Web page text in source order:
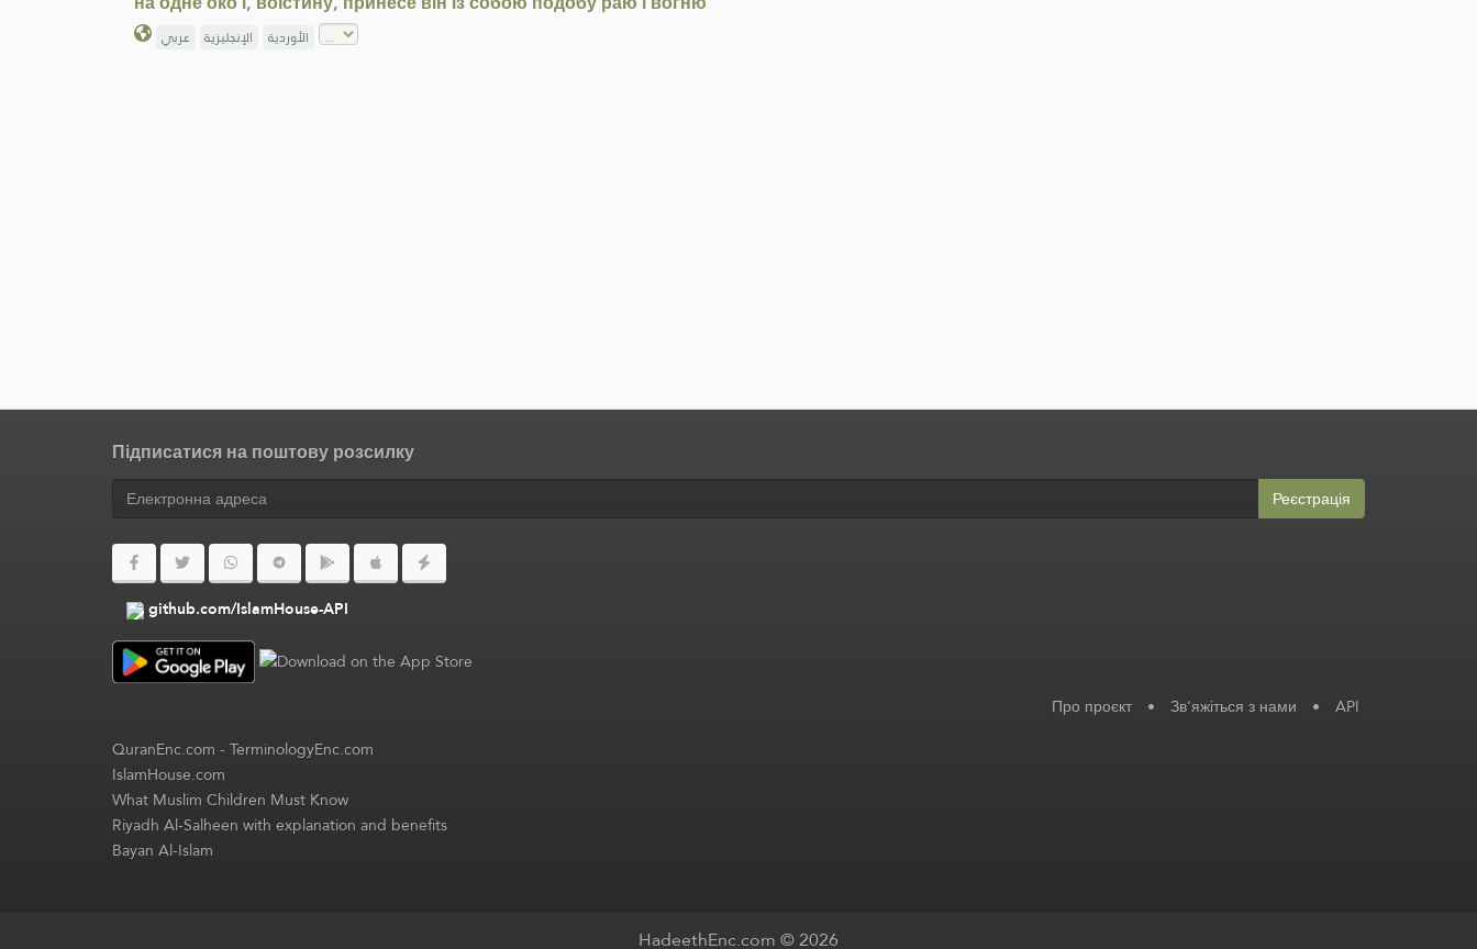
عربي الإنجليزية الأوردية
Підписатися на поштову розсилку
Реєстрація
github.com/IslamHouse-API
Про проєкт • Зв'яжіться з нами • API
QuranEnc.com-TerminologyEnc.com
IslamHouse.com
What Muslim Children Must Know
Riyadh Al-Salheen with explanation and benefits
Bayan Al-Islam
HadeethEnc.com © 2026